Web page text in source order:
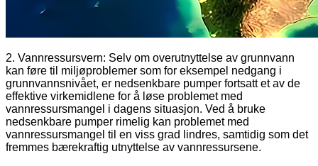
2. Vannressursvern: Selv om overutnyttelse av grunnvann
kan føre til miljøproblemer som for eksempel nedgang i
grunnvannsnivået, er nedsenkbare pumper fortsatt et av de
effektive virkemidlene for å løse problemet med
vannressursmangel i dagens situasjon. Ved å bruke
nedsenkbare pumper rimelig kan problemet med
vannressursmangel til en viss grad lindres, samtidig som det
fremmes bærekraftig utnyttelse av vannressursene.